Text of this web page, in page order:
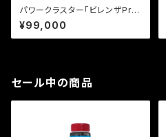
パワークラスター「ビレンザPro
漆黒」20L
¥99,000
セール中の商品